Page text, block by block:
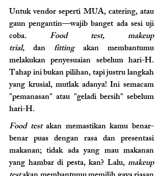
Untuk vendor seperti MUA, catering, atau
gaun pengantin—wajib banget ada sesi uji
coba. Food test, makeup
trial, dan fitting akan membantumu
melakukan penyesuaian sebelum hari-H.
Tahap ini bukan pilihan, tapi justru langkah
yang krusial, mutlak adanya! Ini semacam
"pemanasan" atau "geladi bersih" sebelum
hari-H.
Food test akan memastikan kamu benar-
benar puas dengan rasa dan presentasi
makanan; tidak ada yang mau makanan
yang hambar di pesta, kan? Lalu, makeup